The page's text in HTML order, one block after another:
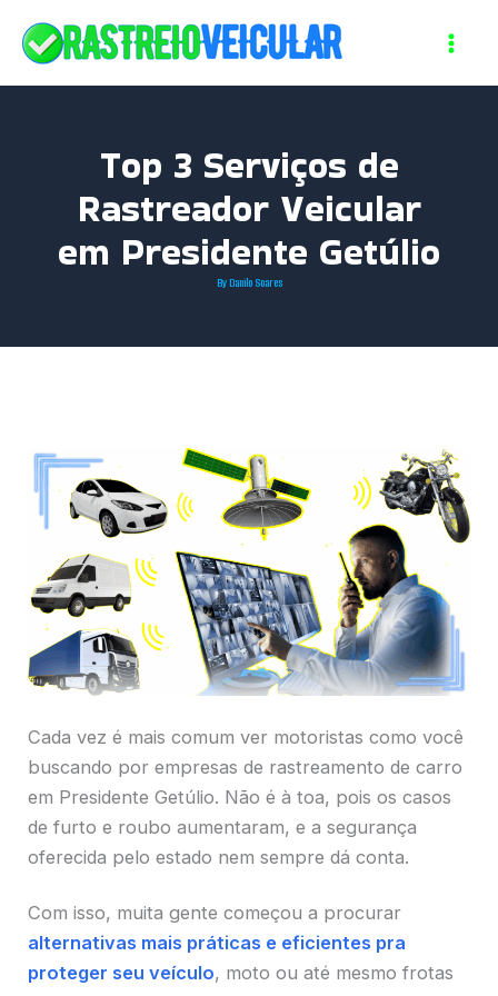
Top 3 Serviços de
Rastreador Veicular
em Presidente Getúlio
ByDanilo Soares
Cada vez é mais comum ver motoristas como você
buscando por empresas de rastreamento de carro
em Presidente Getúlio. Não é à toa, pois os casos
de furto e roubo aumentaram, e a segurança
oferecida pelo estado nem sempre dá conta.
Com isso, muita gente começou a procurar
alternativas mais práticas e eficientes pra
proteger seu veículo, moto ou até mesmo frotas